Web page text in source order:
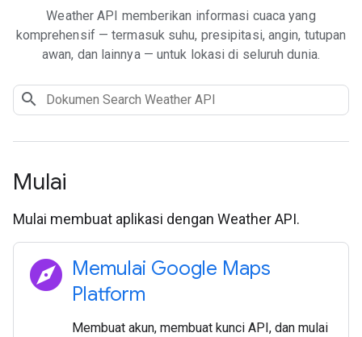
Weather API memberikan informasi cuaca yang
komprehensif — termasuk suhu, presipitasi, angin, tutupan
awan, dan lainnya — untuk lokasi di seluruh dunia.
Mulai
Mulai membuat aplikasi dengan Weather API.
explore Memulai Google Maps
Platform
Membuat akun, membuat kunci API, dan mulai